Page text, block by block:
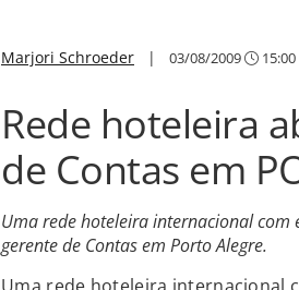
Marjori Schroeder | 03/08/2009 15:00
Rede hoteleira
de Contas em
Uma rede hoteleira internacional
gerente de Contas em Porto Alegre.